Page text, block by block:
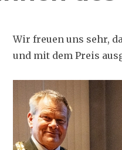
Wir freuen uns sehr,
und mit dem Preis